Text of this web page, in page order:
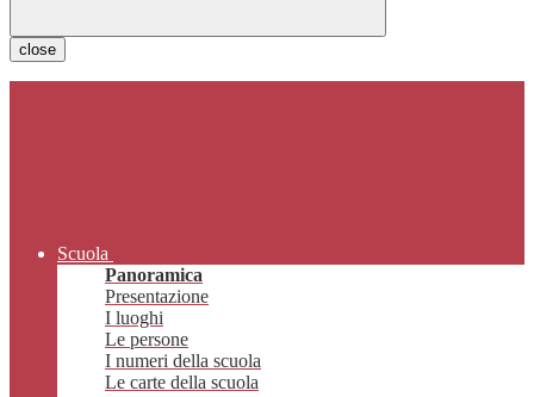
close
Scuola
Panoramica
Presentazione
I luoghi
Le persone
I numeri della scuola
Le carte della scuola